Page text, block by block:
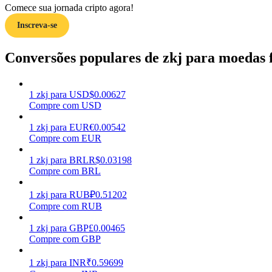
Guia
Estratégias de negociação
Aprenda como se manter lucrativo
Comece sua jornada cripto agora!
Inscreva-se
Conversões populares de zkj para moedas
1 zkj para USD$0.00627
Compre com USD
1 zkj para EUR€0.00542
Compre com EUR
1 zkj para BRLR$0.03198
Compre com BRL
1 zkj para RUB₽0.51202
Compre com RUB
1 zkj para GBP£0.00465
Compre com GBP
1 zkj para INR₹0.59699